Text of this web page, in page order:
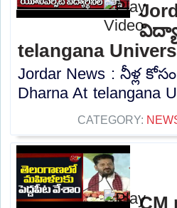
telangana
Jordar News : నీళ్ల
Dharna At telangana
CATEGORY:
CM